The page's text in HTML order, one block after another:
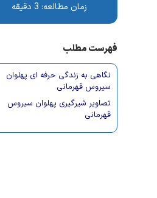
زمان مطالعه: 3 دقیقه
فهرست مطلب
نگاهی به زندگی حرفه ای پهلوان
سیروس قهرمانی
تصاویر شیرگیری پهلوان سیروس
قهرمانی